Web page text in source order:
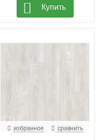
Купить
избранное сравнить